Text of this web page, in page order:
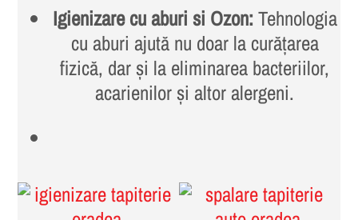
Igienizare cu aburi si Ozon: Tehnologia
cu aburi ajută nu doar la curățarea
fizică, dar și la eliminarea bacteriilor,
acarienilor și altor alergeni.